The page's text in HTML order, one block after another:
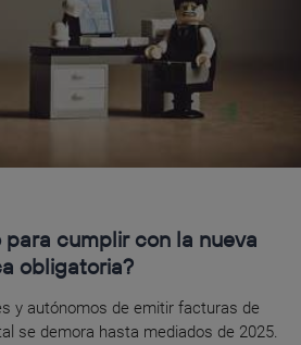
cumplir con la nueva
obligatoria?
y autónomos de emitir facturas de
se demora hasta mediados de 2025.